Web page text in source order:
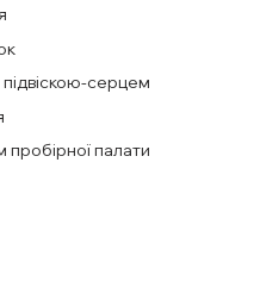
серцем
палати